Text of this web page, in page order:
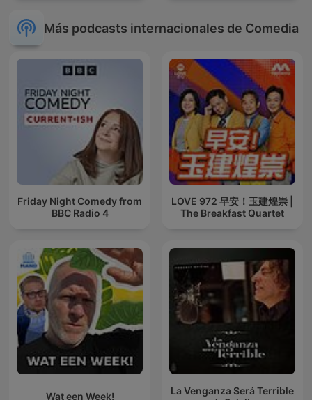
Más podcasts internacionales de Comedia
Friday Night Comedy from
BBC Radio 4
LOVE 972 早安！玉建煌崇 |
The Breakfast Quartet
Wat een Week!
La Venganza Será Terrible